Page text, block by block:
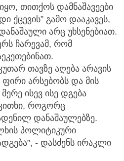
თითქოს დამნაშავეები
ქცევის” გამო დააკავეს,
არც უხსენებიათ.
ჩარევამ, რომ
თავზე აღება არავის
არსებობს და მის
ისევ ისე დგება
როგორც
დანაშაულებზე.
პოლიტიკური
- დასძენს ირაკლი